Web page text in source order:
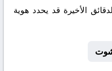
الأخيرة قد يحدد هوية
شوت